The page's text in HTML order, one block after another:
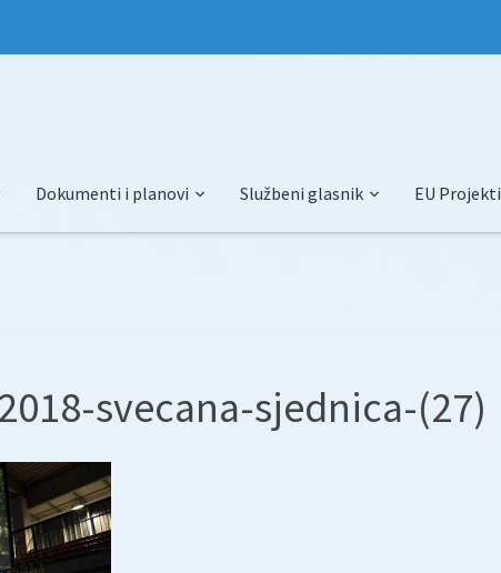
Dokumenti i planovi Službeni glasnik EU Projekti
svecana-sjednica-(27)